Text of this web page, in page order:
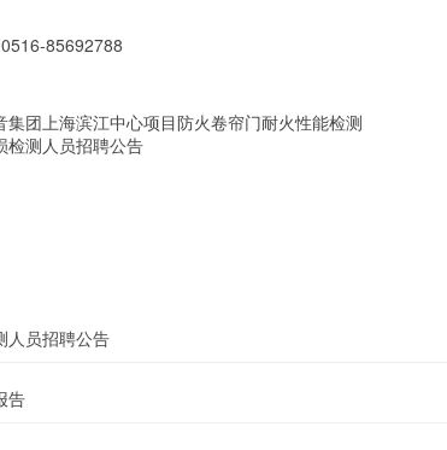
0516-85692788
集团上海滨江中心项目防火卷帘门耐火性能检测
检测人员招聘公告
人员招聘公告
告